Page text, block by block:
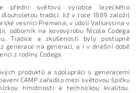
přední světový výrobce lezeckého
tradicí. Již v roce 1889 založil
vesnici Premana, v údolí Valsassina v
odborník na kovovýrobu Nicola Codega
Tradice a zkušenosti byly postupně
generace na generaci, a i v dnešní době
z rodiny Codega.
produktů a spolupráci s generacemi
CAMP zařadilo mezi světovou špičku
hmotností a technickou kvalitou.